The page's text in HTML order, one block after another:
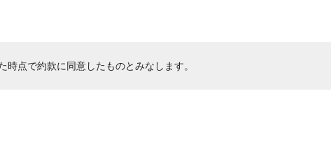
時点で約款に同意したものとみなします。